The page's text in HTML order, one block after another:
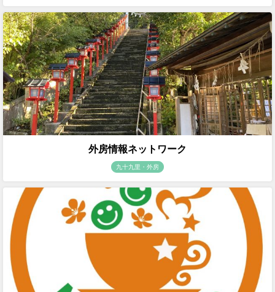
外房情報ネットワーク
九十九里・外房